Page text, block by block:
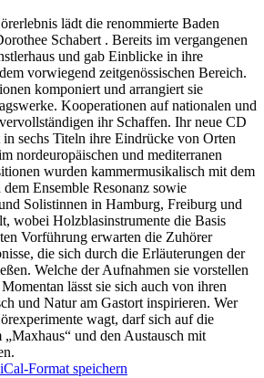
lädt die renommierte Baden
Schabert . Bereits im vergangenen
und gab Einblicke in ihre
vorwiegend zeitgenössischen Bereich.
komponiert und arrangiert sie
Kooperationen auf nationalen und
ihr Schaffen. Ihr neue CD
in sechs Titeln ihre Eindrücke von Orten
nordeuropäischen und mediterranen
wurden kammermusikalisch mit dem
Ensemble Resonanz sowie
Solistinnen in Hamburg, Freiburg und
wobei Holzblasinstrumente die Basis
Vorführung erwarten die Zuhörer
die sich durch die Erläuterungen der
Welche der Aufnahmen sie vorstellen
lässt sie sich auch von ihren
und Natur am Gastort inspirieren. Wer
wagt, darf sich auf die
und den Austausch mit
Format speichern